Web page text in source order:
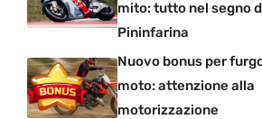
mito: tutto nel segno
Pininfarina
Nuovo bonus per
moto: attenzione alla
motorizzazione